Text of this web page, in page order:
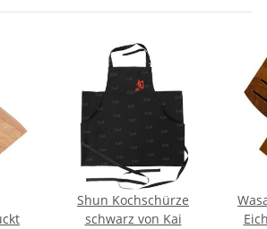
Shun Kochschürze
schwarz von Kai